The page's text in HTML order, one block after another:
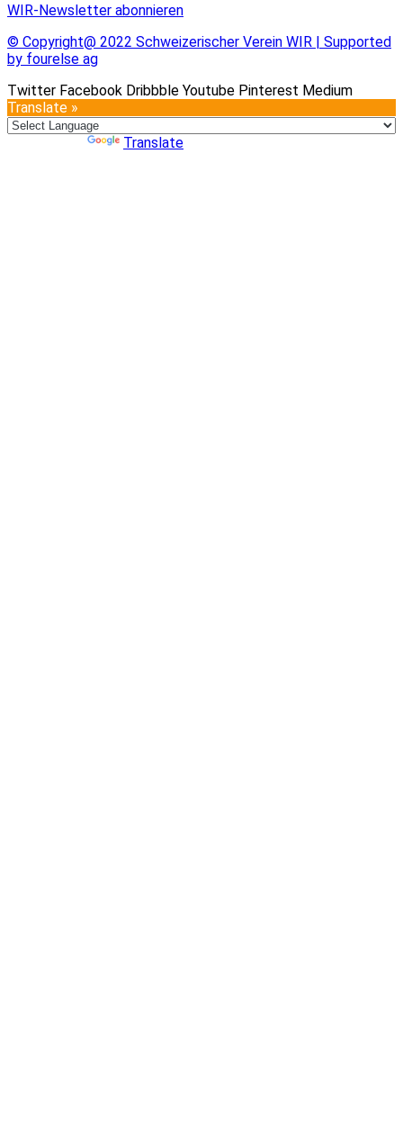
WIR-Newsletter abonnieren
© Copyright@ 2022 Schweizerischer Verein WIR | Supported
by fourelse ag
Twitter Facebook Dribbble Youtube Pinterest Medium
Translate »
Translate